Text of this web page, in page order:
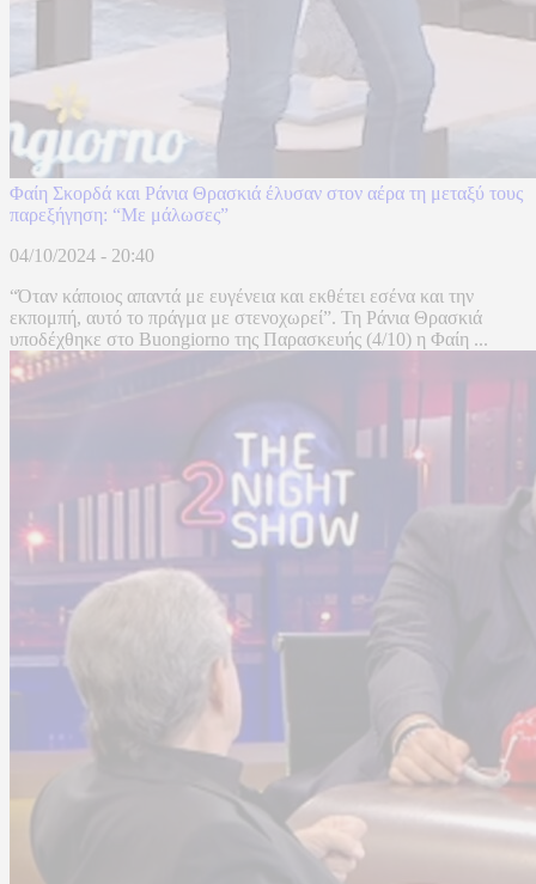
Φαίη Σκορδά και Ράνια Θρασκιά έλυσαν στον αέρα τη μεταξύ τους
παρεξήγηση: “Με μάλωσες”
04/10/2024 - 20:40
“Όταν κάποιος απαντά με ευγένεια και εκθέτει εσένα και την
εκπομπή, αυτό το πράγμα με στενοχωρεί”. Τη Ράνια Θρασκιά
υποδέχθηκε στο Buongiorno της Παρασκευής (4/10) η Φαίη ...